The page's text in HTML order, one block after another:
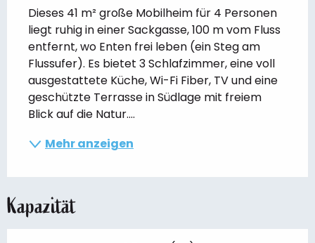
Dieses 41 m² große Mobilheim für 4 Personen
liegt ruhig in einer Sackgasse, 100 m vom Fluss
entfernt, wo Enten frei leben (ein Steg am
Flussufer). Es bietet 3 Schlafzimmer, eine voll
ausgestattete Küche, Wi-Fi Fiber, TV und eine
geschützte Terrasse in Südlage mit freiem
Blick auf die Natur....
Mehr anzeigen
Kapazität